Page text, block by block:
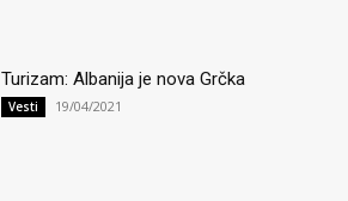
Turizam: Albanija je nova Grčka
Vesti 19/04/2021